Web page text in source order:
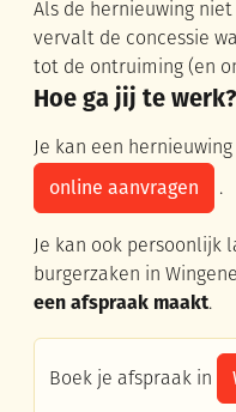
Als de hernieuwing
vervalt de concessie
tot de ontruiming (en
Hoe ga jij te werk?
Je kan een
online aanvragen .
Je kan ook persoonlijk
burgerzaken in
een afspraak maakt.
Boek je afspraak in